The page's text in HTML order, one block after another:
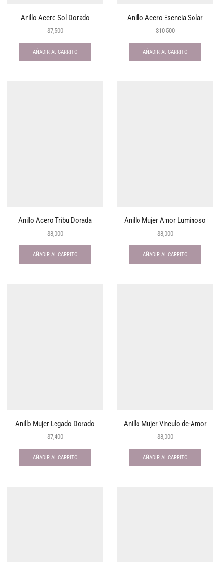
Anillo Acero Sol Dorado
$7,500
AÑADIR AL CARRITO
Anillo Acero Esencia Solar
$10,500
AÑADIR AL CARRITO
Anillo Acero Tribu Dorada
$8,000
AÑADIR AL CARRITO
Anillo Mujer Amor Luminoso
$8,000
AÑADIR AL CARRITO
Anillo Mujer Legado Dorado
$7,400
AÑADIR AL CARRITO
Anillo Mujer Vinculo de-Amor
$8,000
AÑADIR AL CARRITO